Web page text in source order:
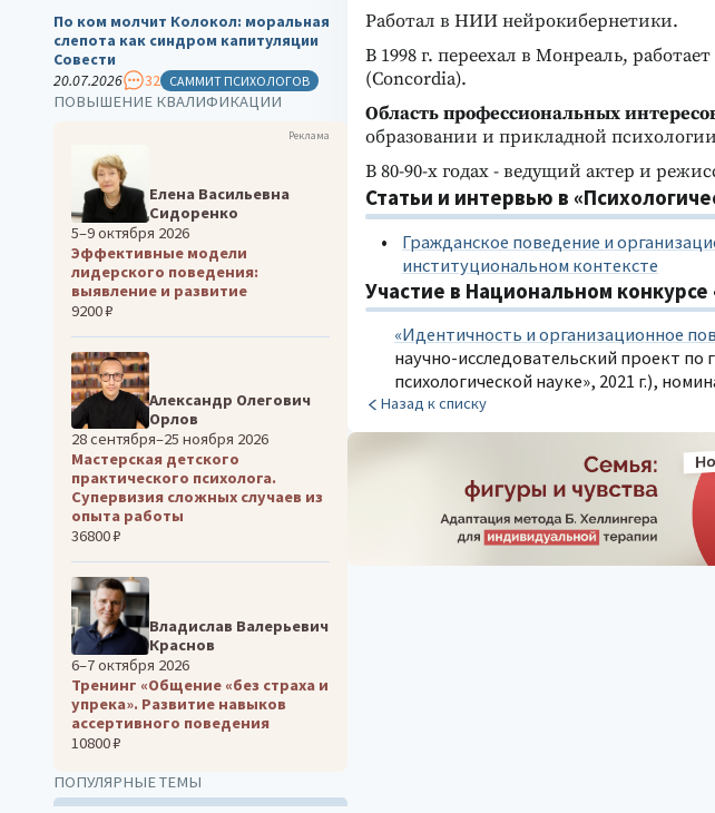
Работал в НИИ нейрокибернетики.
В 1998 г. переехал в Монреаль,
(Concordia).
Область профессиональных
образовании и прикладной
В 80-90-х годах - ведущий актер и
Статьи и интервью в
Гражданское поведение и
институциональном контексте
Участие в Национальном конкурсе
«Идентичность и организационное
научно-исследовательский проект
психологической науке», 2021 г.),
Назад к списку
По ком молчит Колокол: моральная
слепота как синдром капитуляции
Совести
20.07.2026
32 САММИТ ПСИХОЛОГОВ
ПОВЫШЕНИЕ КВАЛИФИКАЦИИ
Реклама
Елена Васильевна
Сидоренко
5–9 октября 2026
Эффективные модели
лидерского поведения:
выявление и развитие
9200 ₽
Александр Олегович
Орлов
28 сентября–25 ноября 2026
Мастерская детского
практического психолога.
Супервизия сложных случаев из
опыта работы
36800 ₽
Владислав Валерьевич
Краснов
6–7 октября 2026
Тренинг «Общение «без страха и
упрека». Развитие навыков
ассертивного поведения
10800 ₽
ПОПУЛЯРНЫЕ ТЕМЫ